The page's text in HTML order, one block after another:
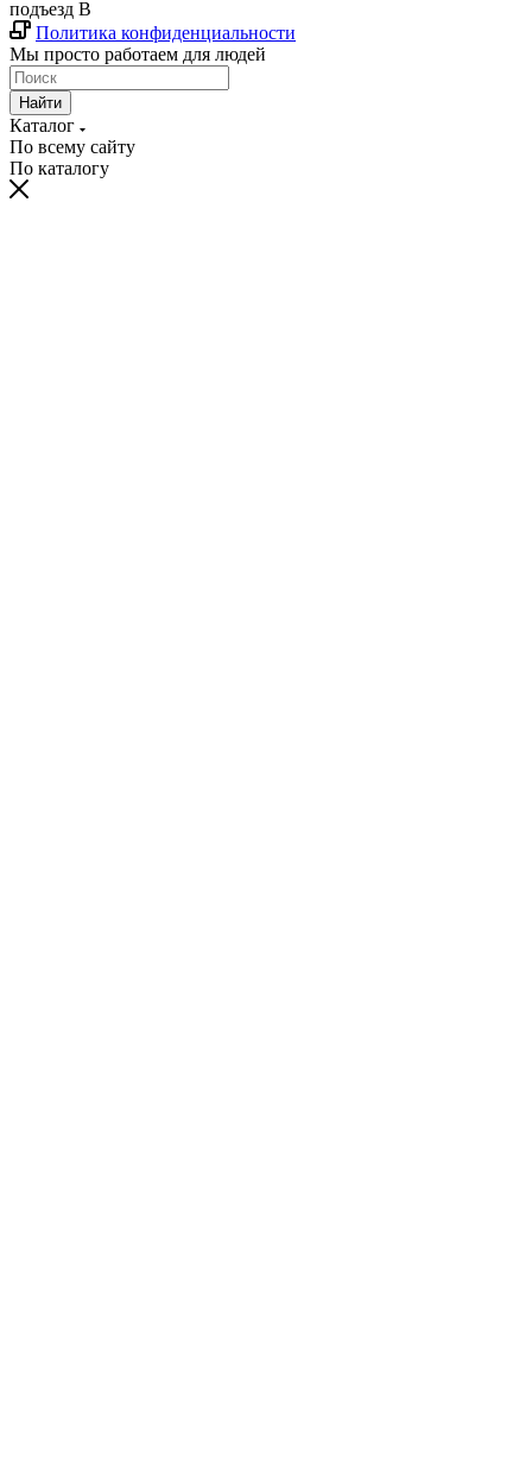
подъезд В
Политика конфиденциальности
Мы просто работаем для людей
Найти
Каталог
По всему сайту
По каталогу